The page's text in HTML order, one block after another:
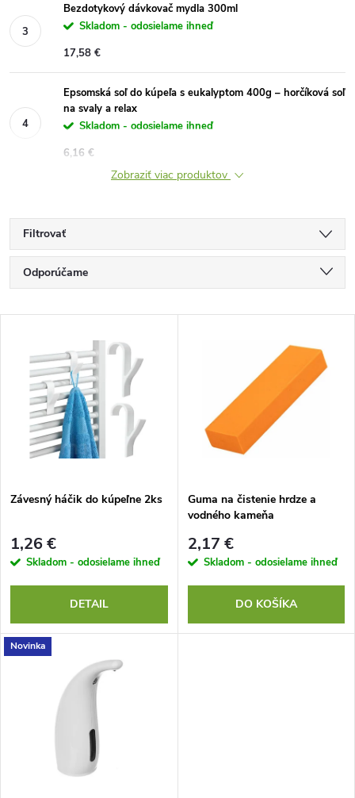
Bezdotykový dávkovač mydla 300ml
Skladom - odosielame ihneď
17,58 €
Epsomská soľ do kúpeľa s eukalyptom 400g – horčíková soľ
na svaly a relax
Skladom - odosielame ihneď
6,16 €
Zobraziť viac produktov
Filtrovať
R
a
e
p
r
o
Odporúčame
Najpredávanejšie
Abecedne
s
p
r
d
Závesný háčik do kúpeľne 2ks
1,26 €
Skladom - odosielame ihneď
DETAIL
Guma na čistenie hrdze a
vodného kameňa
2,17 €
Skladom - odosielame ihneď
DO KOŠÍKA
Novinka